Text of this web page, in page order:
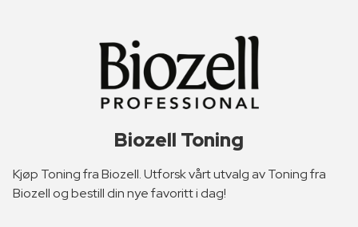
Biozell Toning
Kjøp Toning fra Biozell. Utforsk vårt utvalg av Toning fra
Biozell og bestill din nye favoritt i dag!